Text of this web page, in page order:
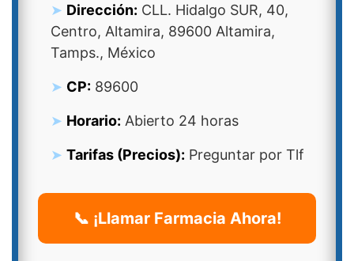
Dirección: CLL. Hidalgo SUR, 40,
Centro, Altamira, 89600 Altamira,
Tamps., México
CP: 89600
Horario: Abierto 24 horas
Tarifas (Precios): Preguntar por Tlf
📞 ¡Llamar Farmacia Ahora!